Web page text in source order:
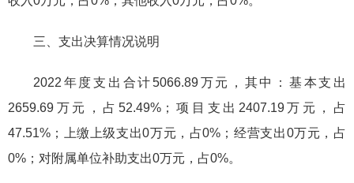
三、支出决算情况说明
2022年度支出合计5066.89万元，其中：基本支出
2659.69万元，占52.49%；项目支出2407.19万元，占
47.51%；上缴上级支出0万元，占0%；经营支出0万元，占
0%；对附属单位补助支出0万元，占0%。